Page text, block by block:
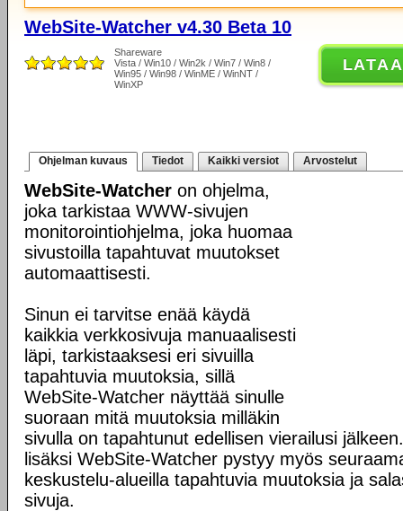
WebSite-Watcher v4.30 Beta 10
Shareware
Vista / Win10 / Win2k / Win7 / Win8 /
Win95 / Win98 / WinME / WinNT /
WinXP
LATAA
Ohjelman kuvaus Tiedot Kaikki versiot Arvostelut
WebSite-Watcher on ohjelma,
joka tarkistaa WWW-sivujen
monitorointiohjelma, joka huomaa
sivustoilla tapahtuvat muutokset
automaattisesti.
Sinun ei tarvitse enää käydä
kaikkia verkkosivuja manuaalisesti
läpi, tarkistaaksesi eri sivuilla
tapahtuvia muutoksia, sillä
WebSite-Watcher näyttää sinulle
suoraan mitä muutoksia milläkin
sivulla on tapahtunut edellisen vierailusi
lisäksi WebSite-Watcher pystyy myös
keskustelu-alueilla tapahtuvia muutoksia ja
sivuja.